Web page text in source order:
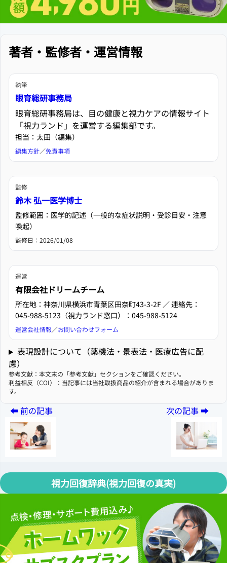
著者・監修者・運営情報
執筆
眼育総研事務局
眼育総研事務局は、目の健康と視力ケアの情報サイト
「視力ランド」を運営する編集部です。
担当：太田（編集）
編集方針／免責事項
監修
鈴木 弘一医学博士
監修範囲：医学的記述（一般的な症状説明・受診目安・注意
喚起）
監修日： 2026/01/08
運営
有限会社ドリームチーム
所在地：神奈川県横浜市青葉区田奈町43-3-2F ／ 連絡先：
045-988-5123（視力ランド窓口）：045-988-5124
運営会社情報／お問い合わせフォーム
表現設計について（薬機法・景表法・医療広告に配
慮）
参考文献：本文末の「参考文献」セクションをご確認ください。
利益相反（COI）：当記事には当社取扱商品の紹介が含まれる場合がありま
す。
視力回復辞典(視力回復の真実)